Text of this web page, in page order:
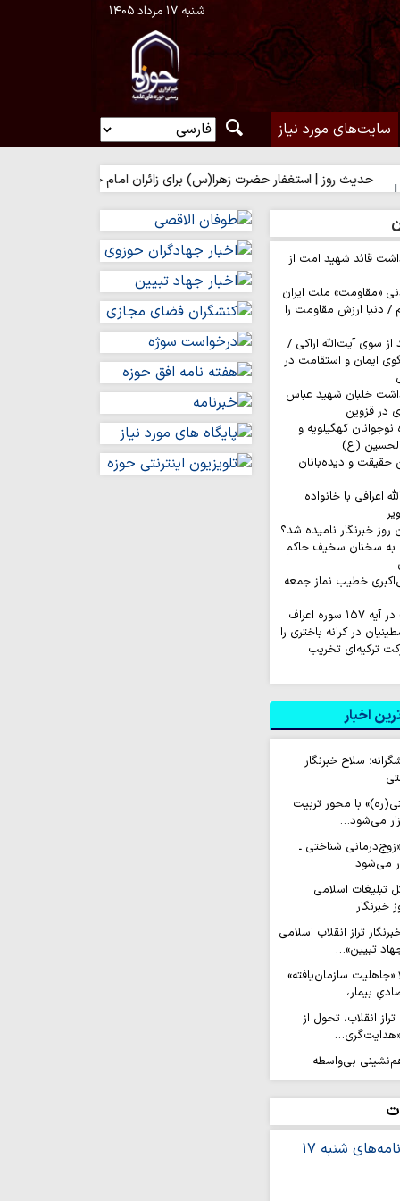
شنبه ۱۷ مرداد ۱۴۰۵
سایت‌های مورد نیاز
| استغفار حضرت زهرا(س) برای زائران امام حسین(ع)
قائد شهید امت از
«مقاومت» ملت ایران
دنیا ارزش مقاومت را
سوی آیت‌الله اراکی /
ایمان و استقامت در
خلبان شهید عباس
در قزوین
۲۰۰ نفره نوجوانان کهگیلویه و
الحسین (ع)
حقیقت و دیده‌بانان
اعرافی با خانواده
به سخنان سخیف حاکم
خطیب نماز جمعه
در کرانه باختری را
ترکیه‌ای تخریب
اخبار
سلاح خبرنگار
با محور تربیت
می‌شود…
شناختی ـ
می‌شود
تبلیغات اسلامی
خبرنگار
تراز انقلاب اسلامی
تبیین»…
«جاهلیت سازمان‌یافته»
بیمار،…
انقلاب، تحول از
«هدایت‌گری…
شب هم‌نشینی بی‌واسطه
گرگان+ عکس
آگاهی و مطالبه‌گران
مرزهای حقیقت در